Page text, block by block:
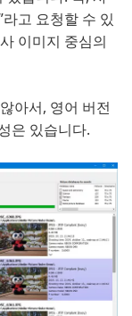
고 요청할 수 있
이미지 중심의
아서, 영어 버전
은 있습니다.